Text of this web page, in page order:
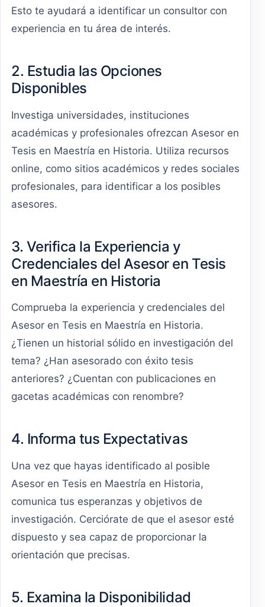
Esto te ayudará a identificar un consultor con
experiencia en tu área de interés.
2. Estudia las Opciones
Disponibles
Investiga universidades, instituciones
académicas y profesionales ofrezcan Asesor en
Tesis en Maestría en Historia. Utiliza recursos
online, como sitios académicos y redes sociales
profesionales, para identificar a los posibles
asesores.
3. Verifica la Experiencia y
Credenciales del Asesor en Tesis
en Maestría en Historia
Comprueba la experiencia y credenciales del
Asesor en Tesis en Maestría en Historia.
¿Tienen un historial sólido en investigación del
tema? ¿Han asesorado con éxito tesis
anteriores? ¿Cuentan con publicaciones en
gacetas académicas con renombre?
4. Informa tus Expectativas
Una vez que hayas identificado al posible
Asesor en Tesis en Maestría en Historia,
comunica tus esperanzas y objetivos de
investigación. Cerciórate de que el asesor esté
dispuesto y sea capaz de proporcionar la
orientación que precisas.
5. Examina la Disponibilidad